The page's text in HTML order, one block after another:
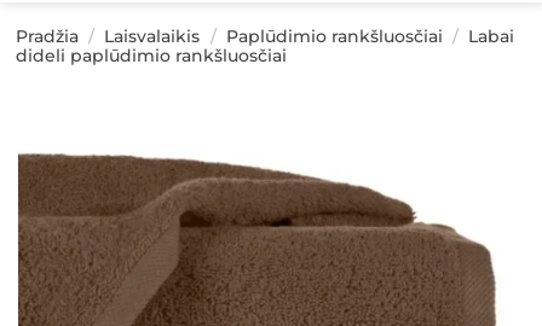
Pradžia / Laisvalaikis / Paplūdimio rankšluosčiai / Labai
dideli paplūdimio rankšluosčiai